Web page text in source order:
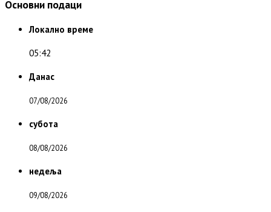
Основни подаци
Локално време
05:42
Данас
07/08/2026
субота
08/08/2026
недеља
09/08/2026